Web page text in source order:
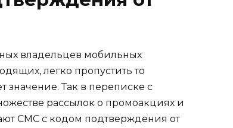
владельцев мобильных
легко пропустить то
значение. Так в переписке с
рассылок о промоакциях и
СМС с кодом подтверждения от